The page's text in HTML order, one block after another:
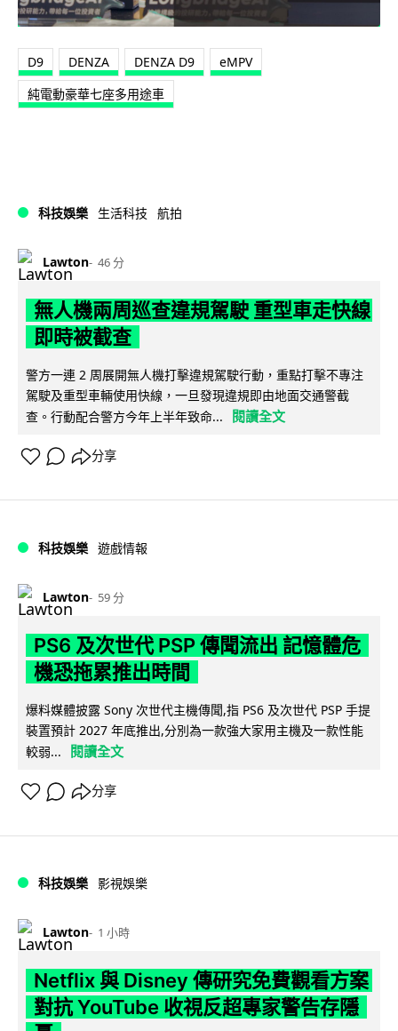
D9 DENZA DENZA D9
eMPV
純電動豪華七座多用途車
科技娛樂 生活科技 航拍
Lawton 46 分
無人機兩周巡查違規駕駛 重型車走快線
即時被截查
警方一連 2 周展開無人機打擊違規駕駛行動，重點打擊不專注
駕駛及重型車輛使用快線，一旦發現違規即由地面交通警截
查。行動配合警方今年上半年致命...
閱讀全文
分享
科技娛樂 遊戲情報
Lawton 59 分
PS6 及次世代 PSP 傳聞流出 記憶體危
機恐拖累推出時間
爆料媒體披露 Sony 次世代主機傳聞,指 PS6 及次世代 PSP 手提
裝置預計 2027 年底推出,分別為一款強大家用主機及一款性能
較弱...
閱讀全文
分享
科技娛樂 影視娛樂
Lawton 1 小時
Netflix 與 Disney 傳研究免費觀看方案
對抗 YouTube 收視反超專家警告存隱